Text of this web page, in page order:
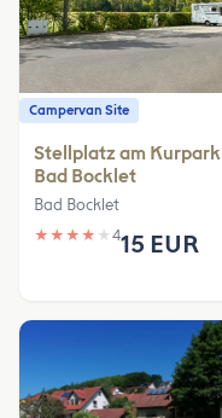
Campervan Site
Stellplatz am Kurpark
Bad Bocklet
Bad Bocklet
★ ★ ★ ★ ★ 415 EUR